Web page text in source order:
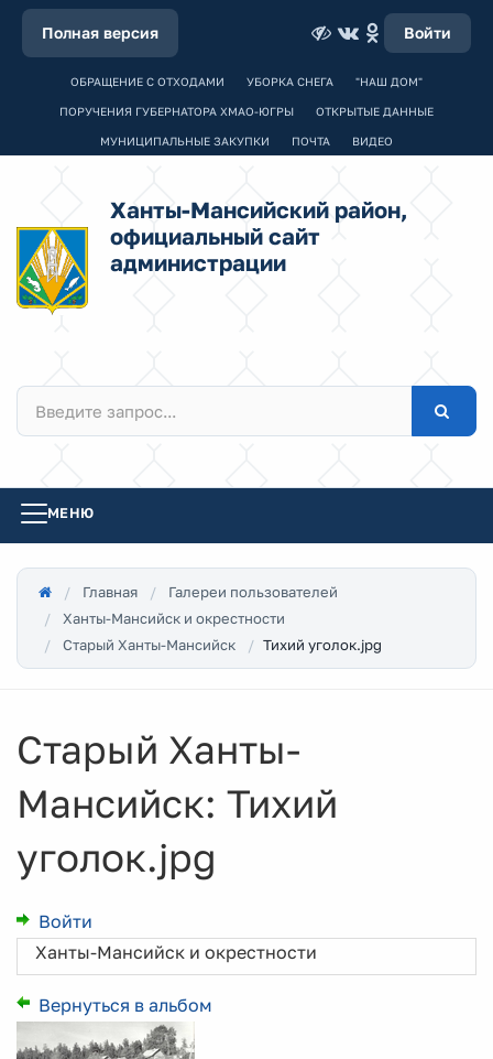
Полная версия Войти
ОБРАЩЕНИЕ С ОТХОДАМИ УБОРКА СНЕГА "НАШ ДОМ"
ПОРУЧЕНИЯ ГУБЕРНАТОРА ХМАО-ЮГРЫ ОТКРЫТЫЕ ДАННЫЕ
МУНИЦИПАЛЬНЫЕ ЗАКУПКИ ПОЧТА ВИДЕО
Ханты-Мансийский район,
официальный сайт
администрации
МЕНЮ
Главная
Галереи пользователей
Ханты-Мансийск и окрестности
Старый Ханты-Мансийск
Тихий уголок.jpg
Старый Ханты-
Мансийск: Тихий
уголок.jpg
Войти
Ханты-Мансийск и окрестности
Вернуться в альбом